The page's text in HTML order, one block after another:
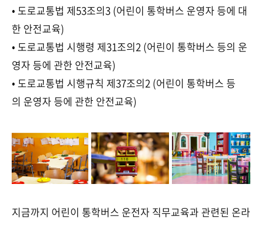
• 도로교통법 제53조의3 (어린이 통학버스 운영자 등에 대
한 안전교육)
• 도로교통법 시행령 제31조의2 (어린이 통학버스 등의 운
영자 등에 관한 안전교육)
• 도로교통법 시행규칙 제37조의2 (어린이 통학버스 등
의 운영자 등에 관한 안전교육)
지금까지 어린이 통학버스 운전자 직무교육과 관련된 온라